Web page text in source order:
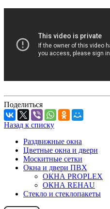
Поделиться
Назад к списку
Раздвижные окна
Цветные окна и двери
Москитные сетки
Окна и двери ПВХ
ОКНА PROPLEX
ОКНА REHAU
Стекло и стеклопакеты